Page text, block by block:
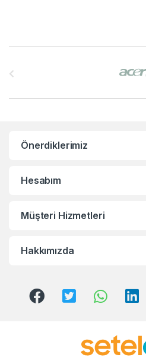
Önerdiklerimiz
Hesabım
Müşteri Hizmetleri
Hakkımızda